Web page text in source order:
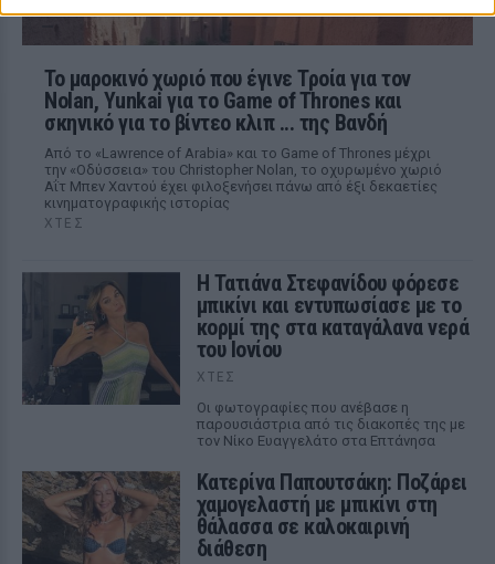
Το μαροκινό χωριό που έγινε Τροία για τον
Nolan, Yunkai για το Game of Thrones και
σκηνικό για το βίντεο κλιπ ... της Βανδή
Από το «Lawrence of Arabia» και το Game of Thrones μέχρι
την «Οδύσσεια» του Christopher Nolan, το οχυρωμένο χωριό
Αΐτ Μπεν Χαντού έχει φιλοξενήσει πάνω από έξι δεκαετίες
κινηματογραφικής ιστορίας
ΧΤΕΣ
Η Τατιάνα Στεφανίδου φόρεσε
μπικίνι και εντυπωσίασε με το
κορμί της στα καταγάλανα νερά
του Ιονίου
ΧΤΕΣ
Οι φωτογραφίες που ανέβασε η
παρουσιάστρια από τις διακοπές της με
τον Νίκο Ευαγγελάτο στα Επτάνησα
Κατερίνα Παπουτσάκη: Ποζάρει
χαμογελαστή με μπικίνι στη
θάλασσα σε καλοκαιρινή
διάθεση